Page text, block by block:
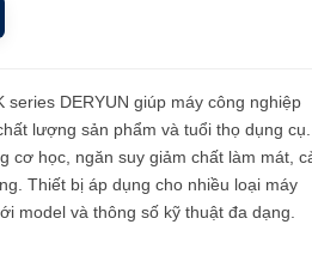
series DERYUN giúp máy công nghiệp
lượng sản phẩm và tuổi thọ dụng cụ.
cơ học, ngăn suy giảm chất làm mát,
Thiết bị áp dụng cho nhiều loại máy
model và thông số kỹ thuật đa dạng.